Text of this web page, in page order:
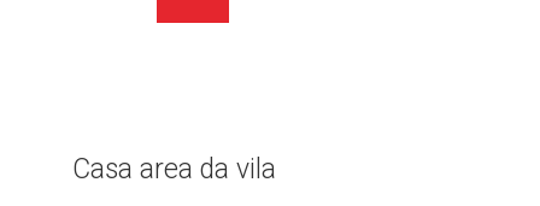
Casa area da vila